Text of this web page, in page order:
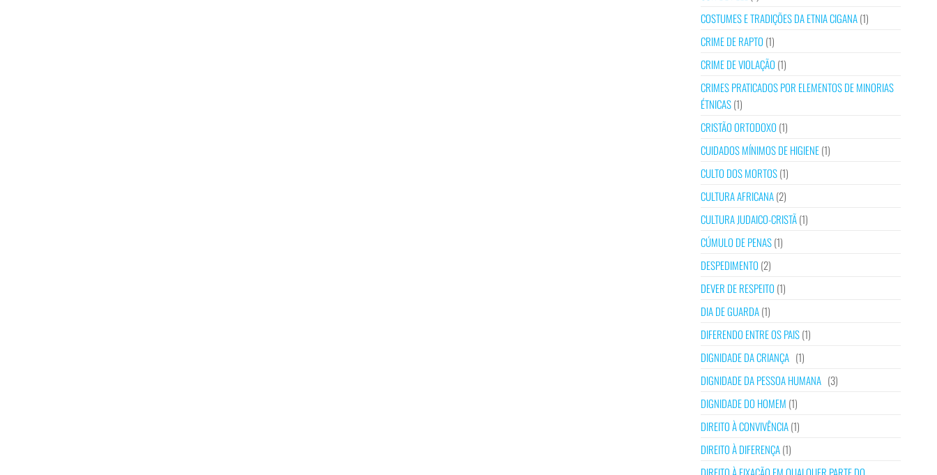
COSTUMES E TRADIÇÕES DA ETNIA CIGANA(1)
CRIME DE RAPTO (1)
CRIME DE VIOLAÇÃO (1)
CRIMES PRATICADOS POR ELEMENTOS DE MINORIAS
ÉTNICAS(1)
CRISTÃO ORTODOXO (1)
CUIDADOS MÍNIMOS DE HIGIENE(1)
CULTO DOS MORTOS(1)
CULTURA AFRICANA(2)
CULTURA JUDAICO-CRISTÃ(1)
CÚMULO DE PENAS(1)
DESPEDIMENTO (2)
DEVER DE RESPEITO (1)
DIA DE GUARDA(1)
DIFERENDO ENTRE OS PAIS(1)
DIGNIDADE DA CRIANÇA (1)
DIGNIDADE DA PESSOA HUMANA (3)
DIGNIDADE DO HOMEM (1)
DIREITO À CONVIVÊNCIA(1)
DIREITO À DIFERENÇA(1)